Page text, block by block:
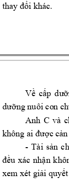
thay đổi khác.
Về cấp d
dưỡng nuôi con
Anh C và
không ai được cả
- Tài sản
đều xác nhận
xem xét giải